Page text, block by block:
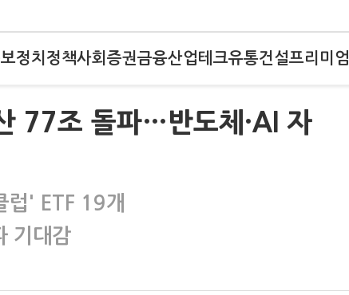
정치 정책사회 증권금융산업테크유통건설프리미엄
77조 돌파…반도체·AI 자
' ETF 19개
기대감